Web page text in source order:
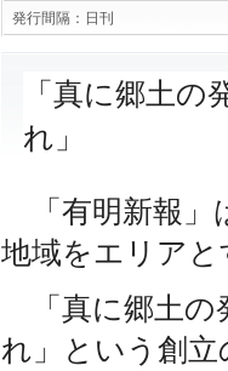
発行間隔： 日刊
「真に郷土の
れ」
「有明新報」
地域をエリア
「真に郷土の
れ」という創